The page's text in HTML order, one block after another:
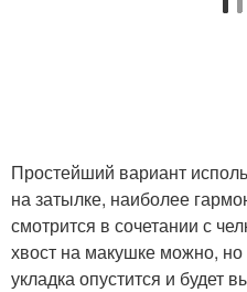
Простейший вариант
на затылке, наиболее
смотрится в сочетании с
хвост на макушке можно,
укладка опустится и будет